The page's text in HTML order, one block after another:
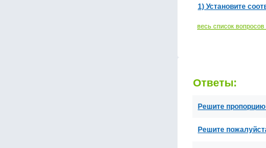
1) Установите
весь список вопросов
Ответы:
Решите
Решите